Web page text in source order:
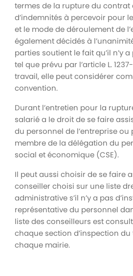
termes de la rupture du contrat
d’indemnités à percevoir pour
et le mode de déroulement de
également décidés à
parties soutient le fait qu’il n’y
tel que prévu par l’article L.
travail, elle peut considérer
convention.
Durant l’entretien pour la
salarié a le droit de se faire
du personnel de l’entreprise
membre de la délégation du
social et économique (CSE).
Il peut aussi choisir de se faire
conseiller choisi sur une liste
administrative s’il n’y a pas
représentative du personnel
liste des conseilleurs est
chaque section d’inspection du
chaque mairie.